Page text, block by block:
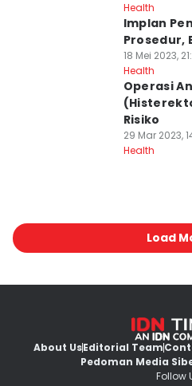
Health
Implan
Prosedur,
18 Mei 2023,
Health
Operasi
Risiko
29 Mar 2023,
Health
Load
About UsEditorial Team
Pedoman Media
Follow